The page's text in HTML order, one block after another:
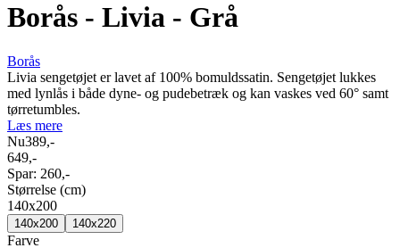
Borås - Livia - Grå
Borås
Livia sengetøjet er lavet af 100% bomuldssatin. Sengetøjet lukkes
med lynlås i både dyne- og pudebetræk og kan vaskes ved 60° samt
tørretumbles.
Læs mere
Nu389,-
649,-
Spar: 260,-
Størrelse (cm)
140x200
140x200 140x220
Farve